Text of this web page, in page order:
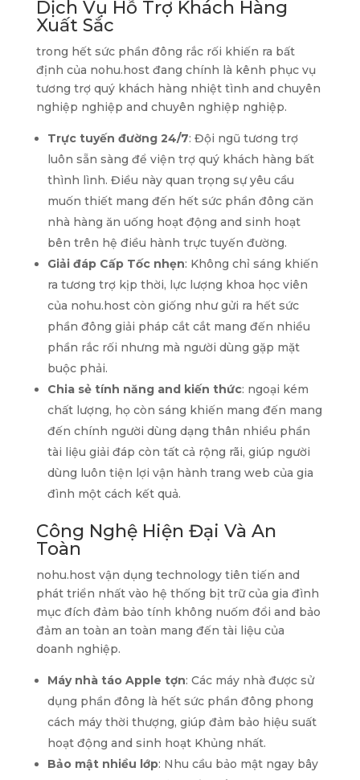
Dịch Vụ Hỗ Trợ Khách Hàng
Xuất Sắc
trong hết sức phần đông rắc rối khiến ra bất
định của nohu.host đang chính là kênh phục vụ
tương trợ quý khách hàng nhiệt tình and chuyên
nghiệp nghiệp and chuyên nghiệp nghiệp.
Trực tuyến đường 24/7: Đội ngũ tương trợ
luôn sẵn sàng để viện trợ quý khách hàng bất
thình lình. Điều này quan trọng sự yêu cầu
muốn thiết mang đến hết sức phần đông căn
nhà hàng ăn uống hoạt động and sinh hoạt
bên trên hệ điều hành trực tuyến đường.
Giải đáp Cấp Tốc nhẹn: Không chỉ sáng khiến
ra tương trợ kịp thời, lực lượng khoa học viên
của nohu.host còn giống như gửi ra hết sức
phần đông giải pháp cắt cắt mang đến nhiều
phần rắc rối nhưng mà người dùng gặp mặt
buộc phải.
Chia sẻ tính năng and kiến thức: ngoại kém
chất lượng, họ còn sáng khiến mang đến mang
đến chính người dùng dạng thân nhiều phần
tài liệu giải đáp còn tất cả rộng rãi, giúp người
dùng luôn tiện lợi vận hành trang web của gia
đình một cách kết quả.
Công Nghệ Hiện Đại Và An
Toàn
nohu.host vận dụng technology tiên tiến and
phát triển nhất vào hệ thống bịt trữ của gia đình
mục đích đảm bảo tính không nuốm đổi and bảo
đảm an toàn an toàn mang đến tài liệu của
doanh nghiệp.
Máy nhà táo Apple tợn: Các máy nhà được sử
dụng phần đông là hết sức phần đông phong
cách máy thời thượng, giúp đảm bảo hiệu suất
hoạt động and sinh hoạt Khủng nhất.
Bảo mật nhiều lớp: Nhu cầu bảo mật ngay bây